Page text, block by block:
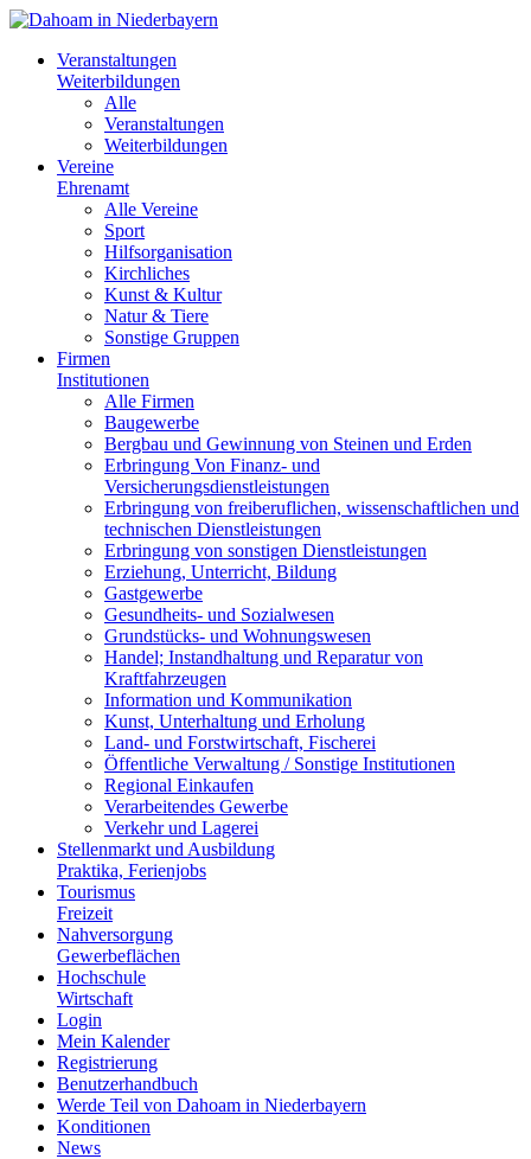
Veranstaltungen
Weiterbildungen
Alle
Veranstaltungen
Weiterbildungen
Vereine
Ehrenamt
Alle Vereine
Sport
Hilfsorganisation
Kirchliches
Kunst & Kultur
Natur & Tiere
Sonstige Gruppen
Firmen
Institutionen
Alle Firmen
Baugewerbe
Bergbau und Gewinnung von Steinen und Erden
Erbringung Von Finanz- und
Versicherungsdienstleistungen
Erbringung von freiberuflichen, wissenschaftlichen und
technischen Dienstleistungen
Erbringung von sonstigen Dienstleistungen
Erziehung, Unterricht, Bildung
Gastgewerbe
Gesundheits- und Sozialwesen
Grundstücks- und Wohnungswesen
Handel; Instandhaltung und Reparatur von
Kraftfahrzeugen
Information und Kommunikation
Kunst, Unterhaltung und Erholung
Land- und Forstwirtschaft, Fischerei
Öffentliche Verwaltung / Sonstige Institutionen
Regional Einkaufen
Verarbeitendes Gewerbe
Verkehr und Lagerei
Stellenmarkt und Ausbildung
Praktika, Ferienjobs
Tourismus
Freizeit
Nahversorgung
Gewerbeflächen
Hochschule
Wirtschaft
Login
Mein Kalender
Registrierung
Benutzerhandbuch
Werde Teil von Dahoam in Niederbayern
Konditionen
News